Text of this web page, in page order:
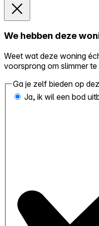
We hebben deze
Weet wat deze woning
voorsprong om slimmer te
Ga je zelf bieden op
Ja, ik wil een bod